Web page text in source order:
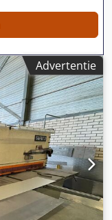
Advertentie